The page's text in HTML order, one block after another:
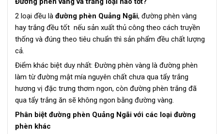
2 loại đều là đường phèn Quảng Ngãi, đường phèn vàng
hay trắng đều tốt nếu sản xuất thủ công theo cách truyền
thống và đúng theo tiêu chuẩn thì sản phẩm đều chất lượng
cả.
Điểm khác biệt duy nhất: Đường phèn vàng là đường phèn
làm từ đường mật mía nguyên chất chưa qua tẩy trắng
hương vị đặc trưng thơm ngon, còn đường phèn trắng đã
qua tẩy trắng ăn sẽ không ngon bằng đường vàng.
Phân biệt đường phèn Quảng Ngãi với các loại đường
phèn khác